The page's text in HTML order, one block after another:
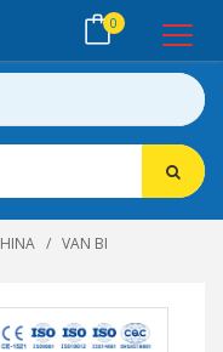
0
VAN BI